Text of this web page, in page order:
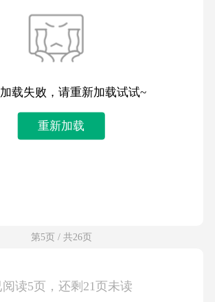
载失败，请重新加载试试~
重新加载
第5页 / 共26页
阅读5页，还剩21页未读